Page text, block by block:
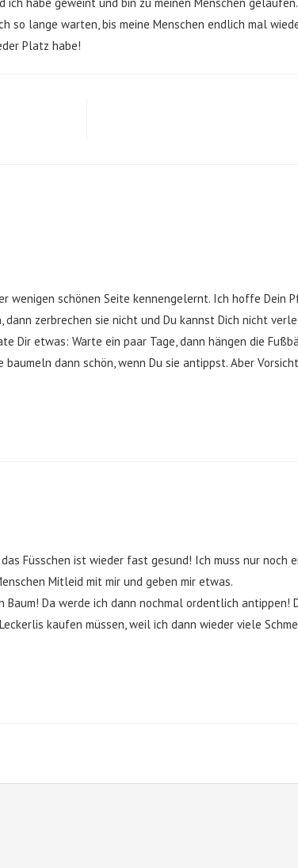
so lange warten, bis meine Menschen endlich mal
Platz habe!
wenigen schönen Seite kennengelernt. Ich hoffe Dein
zerbrechen sie nicht und Du kannst Dich nicht
Dir etwas: Warte ein paar Tage, dann hängen die
baumeln dann schön, wenn Du sie antippst. Aber
Füsschen ist wieder fast gesund! Ich muss nur noch
Mitleid mit mir und geben mir etwas.
Baum! Da werde ich dann nochmal ordentlich antippen!
kaufen müssen, weil ich dann wieder viele